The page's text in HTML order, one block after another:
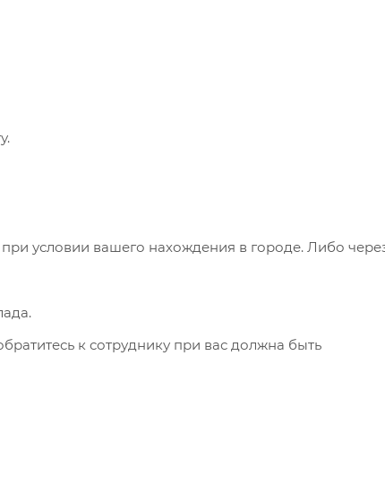
условии вашего нахождения в городе. Либо
к сотруднику при вас должна быть